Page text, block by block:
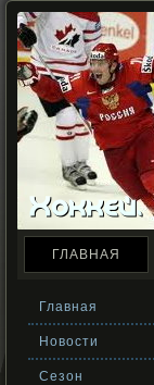
ГЛАВНАЯ
Главная
Новости
Сезон